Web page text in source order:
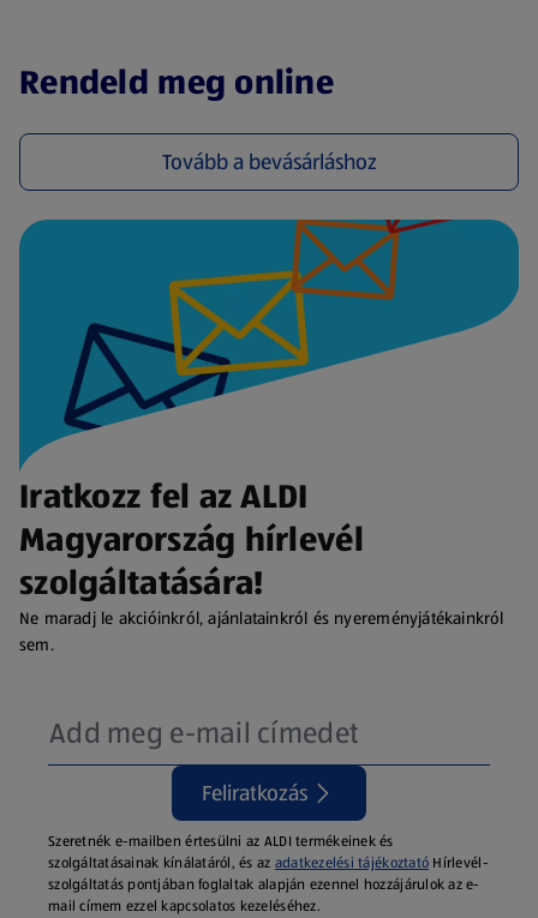
Rendeld meg online
Tovább a bevásárláshoz
(új oldalon nyílik meg)
Iratkozz fel az ALDI
Magyarország hírlevél
szolgáltatására!
Ne maradj le akcióinkról, ajánlatainkról és nyereményjátékainkról
sem.
Feliratkozás
Szeretnék e-mailben értesülni az ALDI termékeinek és
szolgáltatásainak kínálatáról, és az adatkezelési tájékoztató Hírlevél-
szolgáltatás pontjában foglaltak alapján ezennel hozzájárulok az e-
mail címem ezzel kapcsolatos kezeléséhez.